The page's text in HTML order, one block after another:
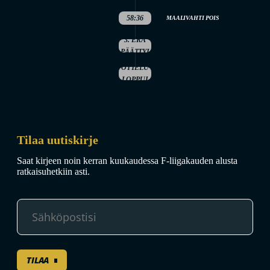
58:36 MAALIVAHTI POIS
3. ERÄ
PÄÄTTYI
OTTELU
LOPPUI
Tilaa uutiskirje
Saat kirjeen noin kerran kuukaudessa F-liigakauden alusta
ratkaisuhetkiin asti.
TILAA